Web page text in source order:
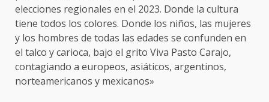
elecciones regionales en el 2023. Donde la cultura
tiene todos los colores. Donde los niños, las mujeres
y los hombres de todas las edades se confunden en
el talco y carioca, bajo el grito Viva Pasto Carajo,
contagiando a europeos, asiáticos, argentinos,
norteamericanos y mexicanos»